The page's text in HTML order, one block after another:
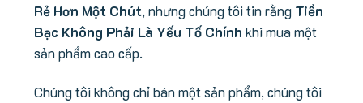
Rẻ Hơn Một Chút, nhưng chúng tôi tin rằng Tiền
Bạc Không Phải Là Yếu Tố Chính khi mua một
sản phẩm cao cấp.
Chúng tôi không chỉ bán một sản phẩm, chúng tôi